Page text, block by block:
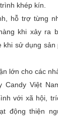
khép kín.
hỗ trợ từng
khi xảy ra
khi sử dụng sản
lớn cho các
Candy Việt
với xã hội,
động thiện